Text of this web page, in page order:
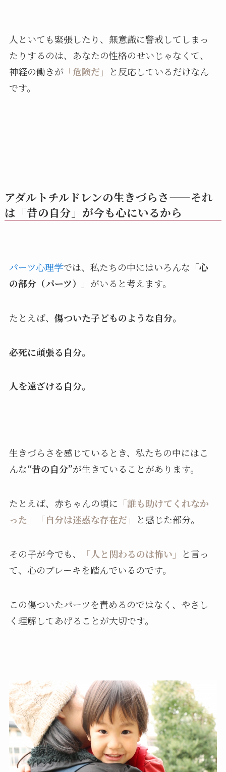
人といても緊張したり、無意識に警戒してしまっ
たりするのは、あなたの性格のせいじゃなくて、
神経の働きが「危険だ」
と反応しているだけなん
です。
アダルトチルドレンの生きづらさ——それ
は「昔の自分」が今も心にいるから
パーツ心理学では、私たちの中にはいろんな 「心
の部分（パーツ）」 がいると考えます。
たとえば、 傷ついた子どものような自分。
必死に頑張る自分。
人を遠ざける自分。
生きづらさを感じているとき、私たちの中にはこ
んな“昔の自分”が生きていることがあります。
たとえば、赤ちゃんの頃に 「誰も助けてくれなか
った」「自分は迷惑な存在だ」
と感じた部分。
その子が今でも、 「人と関わるのは怖い」
と言っ
て、心のブレーキを踏んでいるのです。
この傷ついたパーツを責めるのではなく、やさし
く理解してあげることが大切です。